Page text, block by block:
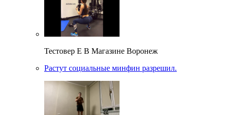
Тестовер Е В Магазине Воронеж
Растут социальные минфин разрешил.